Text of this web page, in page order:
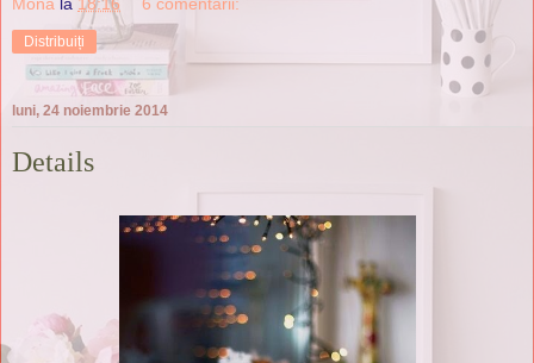
Mona la 18:16 6 comentarii:
Distribuiți
luni, 24 noiembrie 2014
Details